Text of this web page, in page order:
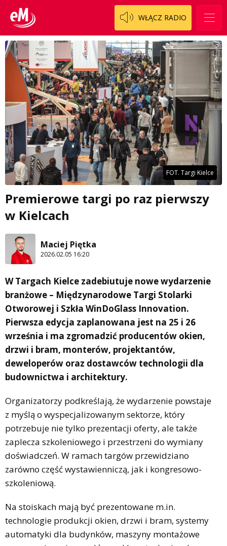
WŁĄCZ RADIO
FOT. Targi Kielce
Premierowe targi po raz pierwszy
w Kielcach
Maciej Piętka
2026.02.05 16:20
W Targach Kielce zadebiutuje nowe wydarzenie
branżowe – Międzynarodowe Targi Stolarki
Otworowej i Szkła WinDoGlass Innovation.
Pierwsza edycja zaplanowana jest na 25 i 26
września i ma zgromadzić producentów okien,
drzwi i bram, monterów, projektantów,
deweloperów oraz dostawców technologii dla
budownictwa i architektury.
Organizatorzy podkreślają, że wydarzenie powstaje
z myślą o wyspecjalizowanym sektorze, który
potrzebuje nie tylko prezentacji oferty, ale także
zaplecza szkoleniowego i przestrzeni do wymiany
doświadczeń. W ramach targów przewidziano
zarówno część wystawienniczą, jak i kongresowo-
szkoleniową.
Na stoiskach mają być prezentowane m.in.
technologie produkcji okien, drzwi i bram, systemy
automatyki dla budynków, maszyny montażowe